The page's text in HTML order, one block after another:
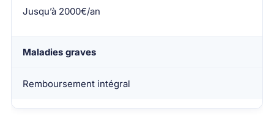
Jusqu’à 2000€/an
Maladies graves
Remboursement intégral